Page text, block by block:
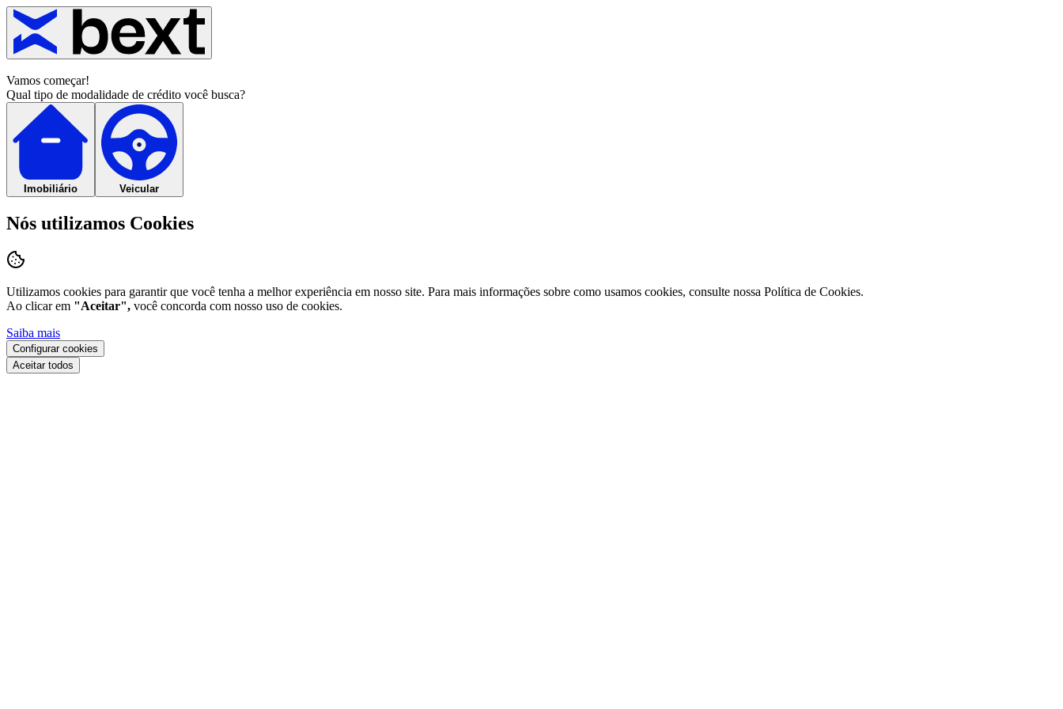
Vamos começar!
Qual tipo de modalidade de crédito você busca?
Imobiliário Veicular
Nós utilizamos Cookies
Utilizamos cookies para garantir que você tenha a melhor experiência em nosso site. Para mais informações sobre como usamos cookies, consulte nossa Política de Cookies.
Ao clicar em "Aceitar", você concorda com nosso uso de cookies.
Saiba mais
Configurar cookies
Aceitar todos